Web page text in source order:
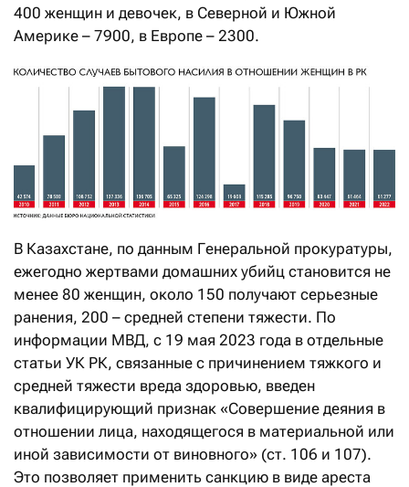
400 женщин и девочек, в Северной и Южной
Америке – 7900, в Европе – 2300.
В Казахстане, по данным Генеральной прокуратуры,
ежегодно жертвами домашних убийц становится не
менее 80 женщин, около 150 получают серьезные
ранения, 200 – средней степени тяжести. По
информации МВД, с 19 мая 2023 года в отдельные
статьи УК РК, связанные с причинением тяжкого и
средней тяжести вреда здоровью, введен
квалифицирующий признак «Совершение деяния в
отношении лица, находящегося в материальной или
иной зависимости от виновного» (ст. 106 и 107).
Это позволяет применить санкцию в виде ареста